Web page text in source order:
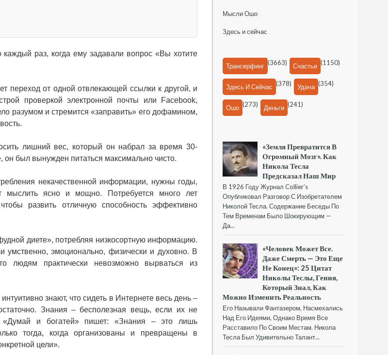
раз, когда ему задавали вопрос «Вы хотите
переход от одной отвлекающей ссылки к другой, и
проверкой электронной почты или Facebook,
разумом и стремится «заправить» его дофамином,
лишний вес, который он набрал за время 30-
он был вынужден питаться максимально чисто.
некачественной информации, нужны годы,
мыслить ясно и мощно. Потребуется много лет
развить отличную способность эффективно
диете», потребляя низкосортную информацию.
умственно, эмоционально, физически и духовно. В
людям практически невозможно вырваться из
знают, что сидеть в Интернете весь день –
Знания – бесполезная вещь, если их не
и богатей» пишет: «Знания – это лишь
тогда, когда организованы и превращены в
цели».
Мысли Ошо
Здесь и сейчас
Трансерфинг (3663) Счастье (1150)
Здесь И Сейчас (378) Удача (354)
Ошо (273) Деньги (241)
«Земля Превратится В
Огромный Мозг». Как
Никола Тесла
Предсказал Наш Мир
В 1926 Году Журнал Collier’s
Опубликовал Разговор С Изобретателем
Николой Тесла. Содержание Беседы По
Тем Временам Было Шокирующим —
Да...
«Человек Может Все.
Даже Смерть — Это Еще
Не Конец»: 25 Цитат
Николы Теслы, Гения,
Который Знал, Как
Можно Изменить Реальность
Его Называли Фантазером, Насмехались
Над Его Идеями, Однако Время Все
Расставило По Своим Местам. Никола
Тесла Был Удивительно Талант...